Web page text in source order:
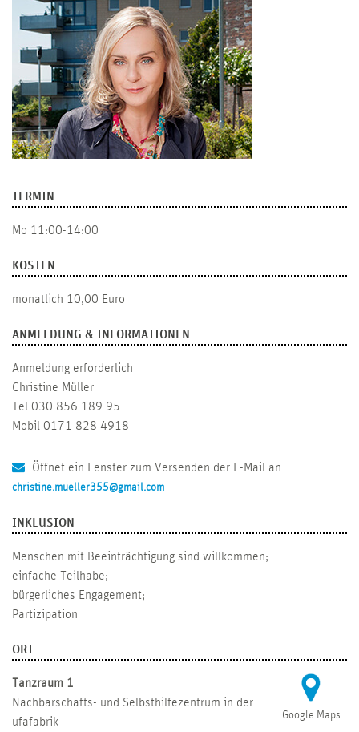
TERMIN
Mo 11:00-14:00
KOSTEN
monatlich 10,00 Euro
ANMELDUNG & INFORMATIONEN
Anmeldung erforderlich
Christine Müller
Tel 030 856 189 95
Mobil 0171 828 4918
Öffnet ein Fenster zum Versenden der E-Mail an
christine.mueller355@gmail.com
INKLUSION
Menschen mit Beeinträchtigung sind willkommen;
einfache Teilhabe;
bürgerliches Engagement;
Partizipation
ORT
Google Maps
Tanzraum 1
Nachbarschafts- und Selbsthilfezentrum in der
ufafabrik